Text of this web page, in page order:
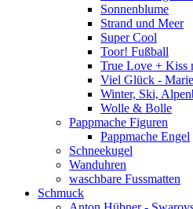
Sonnenblume
Strand und Meer
Super Cool
Toor! Fußball
True Love + Kiss
Viel Glück -
Winter, Ski,
Wolle & Bolle
Pappmache Figuren
Pappmache Engel
Schneekugel
Wanduhren
waschbare Fussmatten
Schmuck